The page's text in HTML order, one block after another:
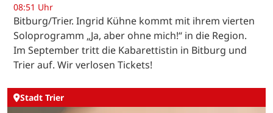
08:51 Uhr
Bitburg/Trier. Ingrid Kühne kommt mit ihrem vierten
Soloprogramm „Ja, aber ohne mich!“ in die Region.
Im September tritt die Kabarettistin in Bitburg und
Trier auf. Wir verlosen Tickets!
Stadt Trier